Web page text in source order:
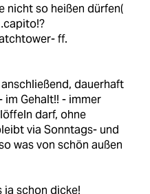
nicht so heißen dürfen(
ff.
dauerhaft
Gehalt!! - immer
darf, ohne
via Sonntags- und
was von schön außen
ja schon dicke!